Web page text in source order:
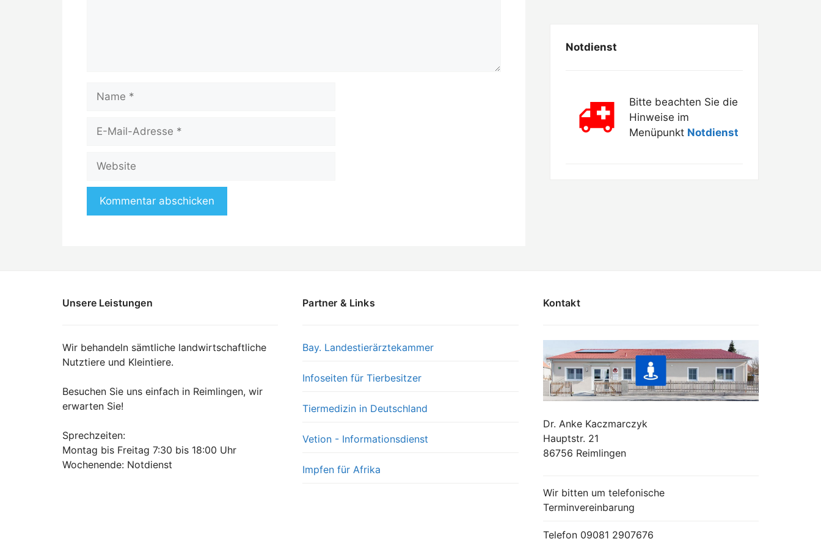
Name
Website
Notdienst
Bitte beachten Sie die
Hinweise im
Menüpunkt Notdienst
Unsere Leistungen
Wir behandeln sämtliche landwirtschaftliche
Nutztiere und Kleintiere.
Besuchen Sie uns einfach in Reimlingen, wir
erwarten Sie!
Sprechzeiten:
Montag bis Freitag 7:30 bis 18:00 Uhr
Wochenende: Notdienst
Partner & Links
Bay. Landestierärztekammer
Infoseiten für Tierbesitzer
Tiermedizin in Deutschland
Vetion - Informationsdienst
Impfen für Afrika
Kontakt
Dr. Anke Kaczmarczyk
Hauptstr. 21
86756 Reimlingen
Wir bitten um telefonische
Terminvereinbarung
Telefon 09081 2907676